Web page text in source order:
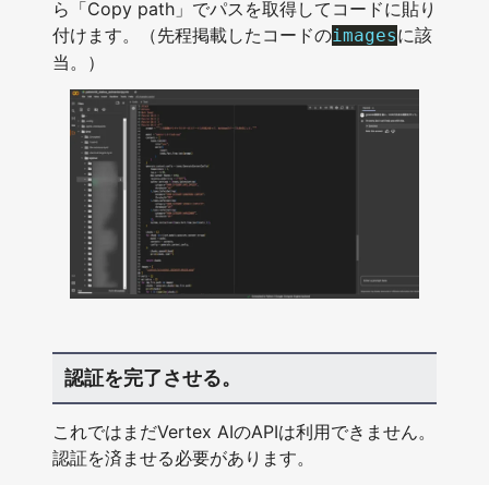
ら「Copy path」でパスを取得してコードに貼り
付けます。（先程掲載したコードのimagesに該
当。）
認証を完了させる。
これではまだVertex AIのAPIは利用できません。
認証を済ませる必要があります。